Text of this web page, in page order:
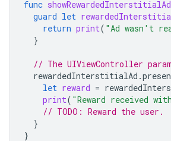
func showRewardedInterstitialAd
guard let
return print( "Ad wasn't
}
// The UIViewController
rewardedInterstitialAd .
let reward =
print( "Reward received
// TODO: Reward the user.
}
}